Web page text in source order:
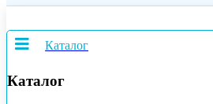
Каталог
Каталог